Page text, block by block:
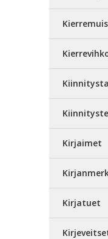
Kirjaimet
Kirjatuet